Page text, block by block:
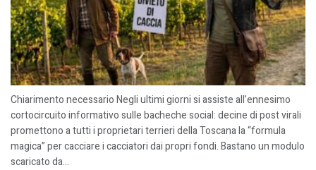
Chiarimento necessario Negli ultimi giorni si assiste all’ennesimo
cortocircuito informativo sulle bacheche social: decine di post virali
promettono a tutti i proprietari terrieri della Toscana la “formula
magica” per cacciare i cacciatori dai propri fondi. Bastano un modulo
scaricato da...